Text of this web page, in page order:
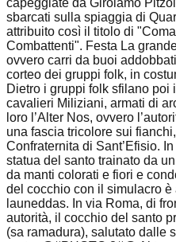
sbarcati sulla spiaggia di
attribuito così il titolo di
Combattenti". Festa La
ovvero carri da buoi
corteo dei gruppi folk, in
Dietro i gruppi folk sfilano
cavalieri Miliziani, armati di
loro l’Alter Nos, ovvero
una fascia tricolore sui
Confraternita di Sant’Efisio.
statua del santo trainato da
da manti colorati e fiori e
del cocchio con il simulacro
launeddas. In via Roma, di
autorità, il cocchio del santo
(sa ramadura), salutato dalle